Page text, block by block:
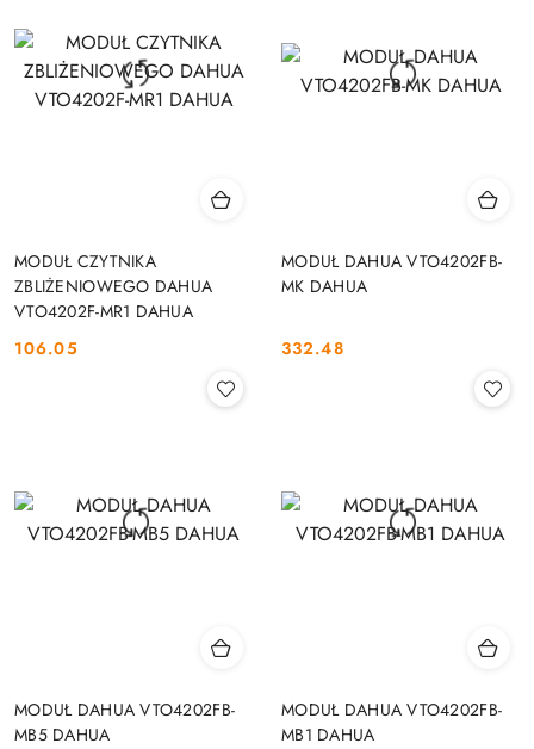
MODUŁ CZYTNIKA
ZBLIŻENIOWEGO DAHUA
VTO4202F-MR1 DAHUA
Cena:
106.05
MODUŁ DAHUA VTO4202FB-
MK DAHUA
Cena:
332.48
MODUŁ DAHUA VTO4202FB-
MB5 DAHUA
MODUŁ DAHUA VTO4202FB-
MB1 DAHUA